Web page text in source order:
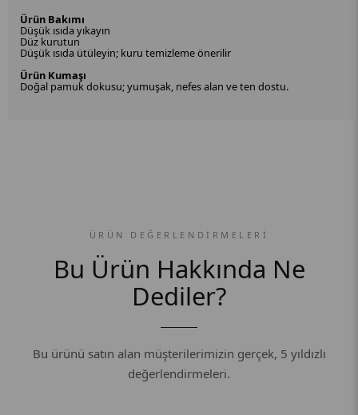
Ürün Bakımı
Düşük ısıda yıkayın
Düz kurutun
Düşük ısıda ütüleyin; kuru temizleme önerilir
Ürün Kumaşı
Doğal pamuk dokusu; yumuşak, nefes alan ve ten dostu.
ÜRÜN DEĞERLENDIRMELERI
Bu Ürün Hakkında Ne
Dediler?
Bu ürünü satın alan müşterilerimizin gerçek, 5 yıldızlı
değerlendirmeleri.